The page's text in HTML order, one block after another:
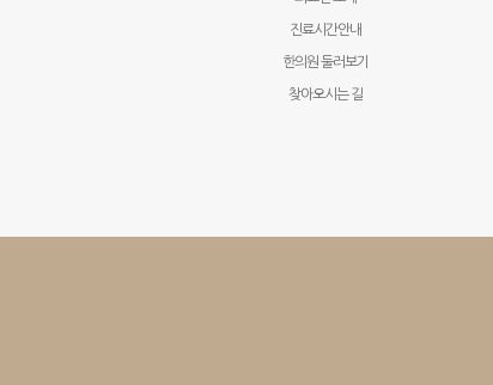
진료시간안내
한의원 둘러보기
찾아오시는 길